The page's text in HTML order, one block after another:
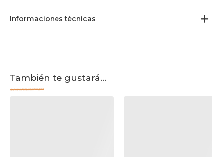
Informaciones técnicas
También te gustará...